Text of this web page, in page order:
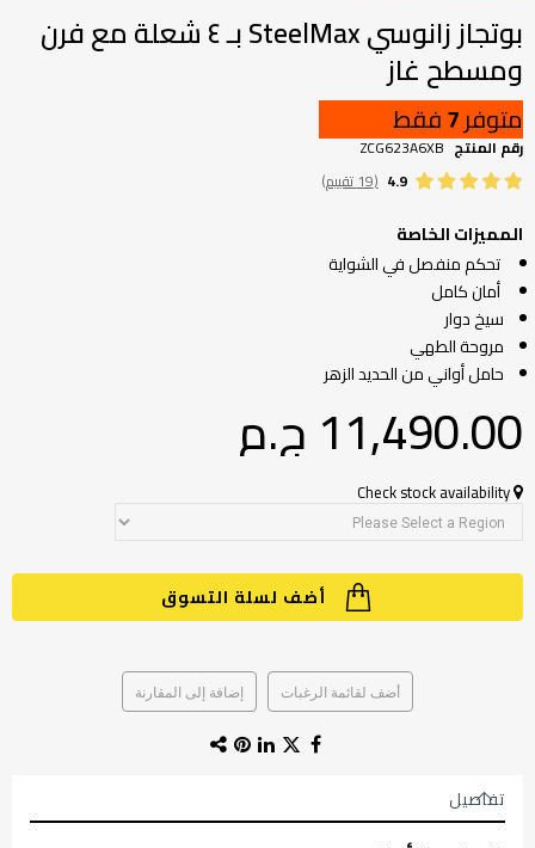
بوتجاز زانوسي SteelMax بـ ٤ شعلة مع فرن
ومسطح غاز
متوفر7فقط
رقم المنتج ZCG623A6XB
4.9 (19 تقييم)
المميزات الخاصة
تحكم منفصل في الشواية
أمان كامل
سيخ دوار
مروحة الطهي
حامل أواني من الحديد الزهر
11,490.00 ج.م‏
Check stock availability
أضف لسلة التسوق
أضف لقائمة الرغبات إضافة إلى المقارنة
تفاصيل